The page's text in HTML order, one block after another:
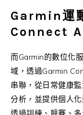
Garmin運
Connect
而Garmin的數位化
域，透過Garmin
串聯，從日常健康
分析，並提供個人
透過訓練、競賽、